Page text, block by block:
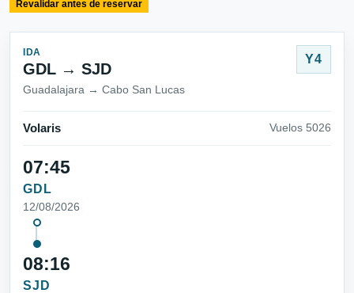
Revalidar antes de reservar
IDA
GDL → SJD
Guadalajara → Cabo San Lucas
Y4
Volaris Vuelos 5026
07:45
GDL
12/08/2026
08:16
SJD